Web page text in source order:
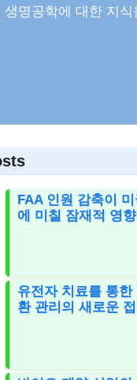
명공학에 대한 지식
FAA 인원 감축이
에 미칠 잠재적 영
유전자 치료를 통한
환 관리의 새로운